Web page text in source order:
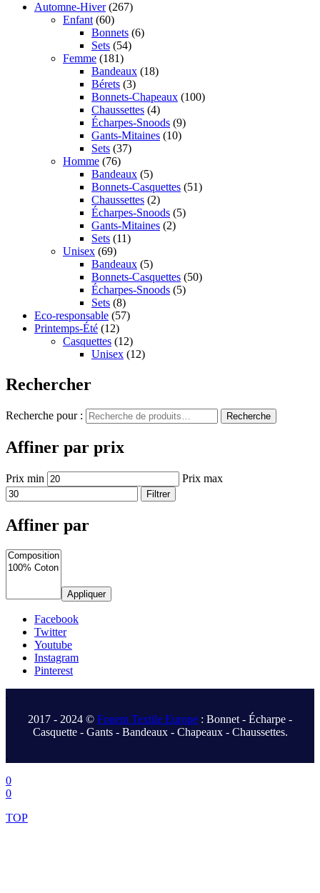
Automne-Hiver (267)
Enfant (60)
Bonnets (6)
Sets (54)
Femme (181)
Bandeaux (18)
Bérets (3)
Bonnets-Chapeaux (100)
Chaussettes (4)
Écharpes-Snoods (9)
Gants-Mitaines (10)
Sets (37)
Homme (76)
Bandeaux (5)
Bonnets-Casquettes (51)
Chaussettes (2)
Écharpes-Snoods (5)
Gants-Mitaines (2)
Sets (11)
Unisex (69)
Bandeaux (5)
Bonnets-Casquettes (50)
Écharpes-Snoods (5)
Sets (8)
Eco-responsable (57)
Printemps-Été (12)
Casquettes (12)
Unisex (12)
Rechercher
Recherche pour : Recherche
Affiner par prix
Prix min Prix max
Filtrer
Affiner par
Appliquer
Facebook
Twitter
Youtube
Instagram
Pinterest
.
2017 - 2024 © Fonem Textile Europe : Bonnet - Écharpe -
Casquette - Gants - Bandeaux - Chapeaux - Chaussettes.
.
0
0
TOP